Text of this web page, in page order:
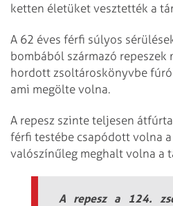
ketten életüket vesztették a
A 62 éves férfi súlyos
bombából származó repeszek
hordott zsoltároskönyvbe
ami megölte volna.
A repesz szinte teljesen
férfi testébe csapódott volna
valószínűleg meghalt volna a
A repesz a 124.